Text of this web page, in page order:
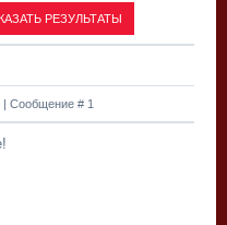
| Сообщение # 1